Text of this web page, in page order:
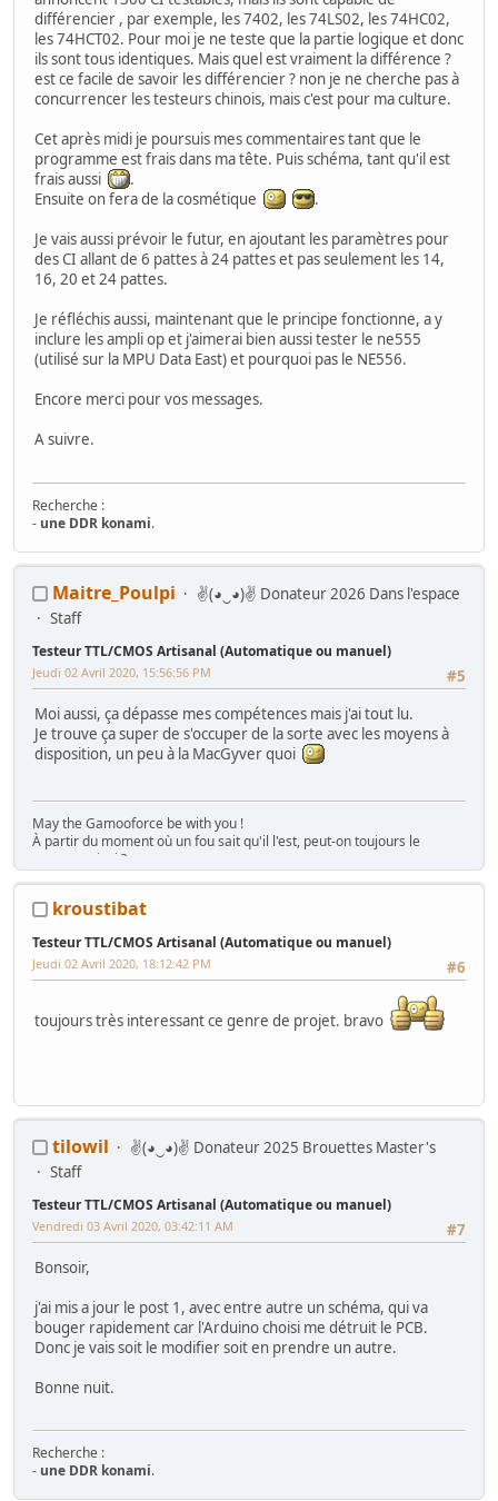
différencier , par exemple, les 7402, les 74LS02, les 74HC02,
les 74HCT02. Pour moi je ne teste que la partie logique et donc
ils sont tous identiques. Mais quel est vraiment la différence ?
est ce facile de savoir les différencier ? non je ne cherche pas à
concurrencer les testeurs chinois, mais c'est pour ma culture.
Cet après midi je poursuis mes commentaires tant que le
programme est frais dans ma tête. Puis schéma, tant qu'il est
frais aussi
.
Ensuite on fera de la cosmétique
.
Je vais aussi prévoir le futur, en ajoutant les paramètres pour
des CI allant de 6 pattes à 24 pattes et pas seulement les 14,
16, 20 et 24 pattes.
Je réfléchis aussi, maintenant que le principe fonctionne, a y
inclure les ampli op et j'aimerai bien aussi tester le ne555
(utilisé sur la MPU Data East) et pourquoi pas le NE556.
Encore merci pour vos messages.
A suivre.
Recherche :
- une DDR konami.
Arcade:Ma première borne JAMMA from scratch-Twin FourTrax
Namco/Atari
Noel 2014 (Wip Humanitaire)
Flippers:Gottlieb Magnotron, Bally Freedom,Gottlieb Hot Shot
Gottlieb Genesis Data East Time Machine,
Jackpot: Bally Golden Continental
(Donkey Kong Key Box)-Testeur TTL/CMOS Artisanal-Moniteur Test
MPU Data East
Maitre_Poulpi
✌(◕‿◕)✌ Donateur 2026 Dans l'espace
Staff
Testeur TTL/CMOS Artisanal (Automatique ou manuel)
#5
Jeudi 02 Avril 2020, 15:56:56 PM
Moi aussi, ça dépasse mes compétences mais j'ai tout lu.
Je trouve ça super de s'occuper de la sorte avec les moyens à
disposition, un peu à la MacGyver quoi
May the Gamooforce be with you !
À partir du moment où un fou sait qu'il l'est, peut-on toujours le
nommer ainsi ?
Boulot, rétro, dodo... et un peu (beaucoup) de TATC© (Touche A Tout
Le WIP en slip et le hack Sega en Pijama !
kroustibat
Testeur TTL/CMOS Artisanal (Automatique ou manuel)
#6
Jeudi 02 Avril 2020, 18:12:42 PM
toujours très interessant ce genre de projet. bravo
tilowil
✌(◕‿◕)✌ Donateur 2025 Brouettes Master's
Staff
Testeur TTL/CMOS Artisanal (Automatique ou manuel)
#7
Vendredi 03 Avril 2020, 03:42:11 AM
Bonsoir,
j'ai mis a jour le post 1, avec entre autre un schéma, qui va
bouger rapidement car l'Arduino choisi me détruit le PCB.
Donc je vais soit le modifier soit en prendre un autre.
Bonne nuit.
Recherche :
- une DDR konami.